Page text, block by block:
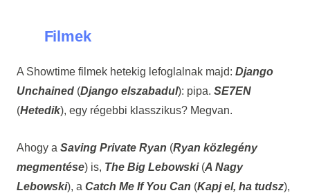
Filmek
A Showtime filmek hetekig lefoglalnak majd: Django
Unchained (Django elszabadul): pipa. SE7EN
(Hetedik), egy régebbi klasszikus? Megvan.
Ahogy a Saving Private Ryan (Ryan közlegény
megmentése) is, The Big Lebowski (A Nagy
Lebowski), a Catch Me If You Can (Kapj el, ha tudsz),